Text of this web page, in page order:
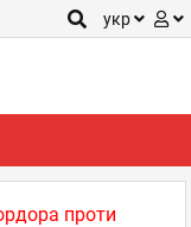
укр
проти